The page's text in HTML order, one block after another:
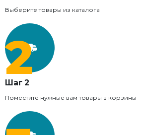
Выберите товары из каталога
Шаг 2
Поместите нужные вам товары в корзины